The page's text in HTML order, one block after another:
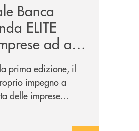
Banca
ELITE
ad alto
prima edizione, il
impegno a
delle imprese